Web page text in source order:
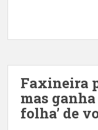
Faxineira
mas ganha
folha’ de